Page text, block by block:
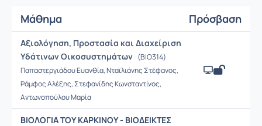
Μάθημα Πρόσβαση
Αξιολόγηση, Προστασία και Διαχείριση
Υδάτινων Οικοσυστημάτων (BIO314)
Παπαστεργιάδου Ευανθία, Νταϊλιάνης Στέφανος,
Ράμφος Αλέξης, Στεφανίδης Κωνσταντίνος,
Αντωνοπούλου Μαρία
ΒΙΟΛΟΓΙΑ ΤΟΥ ΚΑΡΚΙΝΟΥ - ΒΙΟΔΕΙΚΤΕΣ